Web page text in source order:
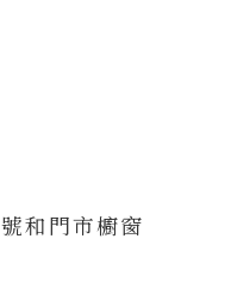
和門市櫥窗